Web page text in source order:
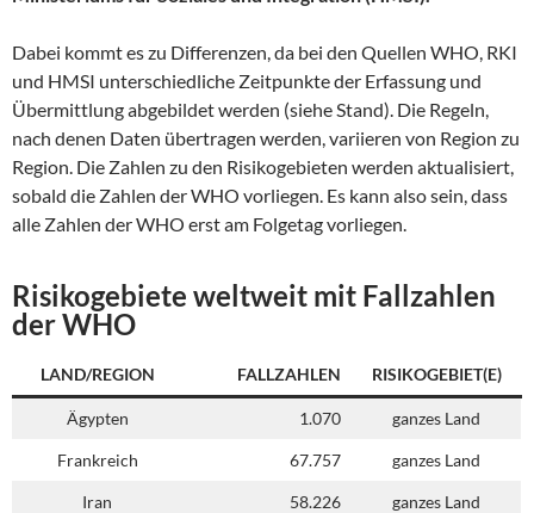
Dabei kommt es zu Differenzen, da bei den Quellen WHO, RKI
und HMSI unterschiedliche Zeitpunkte der Erfassung und
Übermittlung abgebildet werden (siehe Stand). Die Regeln,
nach denen Daten übertragen werden, variieren von Region zu
Region. Die Zahlen zu den Risikogebieten werden aktualisiert,
sobald die Zahlen der WHO vorliegen. Es kann also sein, dass
alle Zahlen der WHO erst am Folgetag vorliegen.
Risikogebiete weltweit mit Fallzahlen
der WHO
LAND/REGION FALLZAHLEN RISIKOGEBIET(E)
Ägypten 1.070 ganzes Land
Frankreich 67.757 ganzes Land
Iran 58.226 ganzes Land